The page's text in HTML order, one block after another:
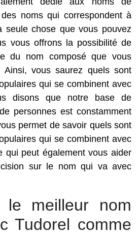
noms qui correspondent à
seule chose que vous pouvez
vous offrons la possibilité de
du nom composé que vous
Ainsi, vous saurez quels sont
qui se combinent avec
disons que notre base de
personnes est constamment
permet de savoir quels sont
qui se combinent avec
qui peut également vous aider
sur le nom qui va avec
le meilleur nom
Tudorel comme